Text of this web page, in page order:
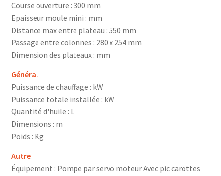
Course ouverture : 300 mm
Epaisseur moule mini : mm
Distance max entre plateau : 550 mm
Passage entre colonnes : 280 x 254 mm
Dimension des plateaux : mm
Général
Puissance de chauffage : kW
Puissance totale installée : kW
Quantité d'huile : L
Dimensions : m
Poids : Kg
Autre
Équipement : Pompe par servo moteur Avec pic carottes